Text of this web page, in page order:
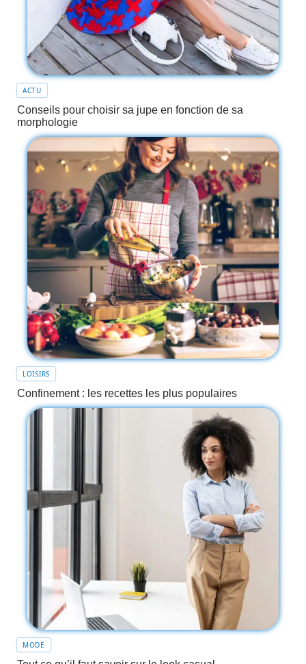
ACTU
Conseils pour choisir sa jupe en fonction de sa
morphologie
LOISIRS
Confinement : les recettes les plus populaires
MODE